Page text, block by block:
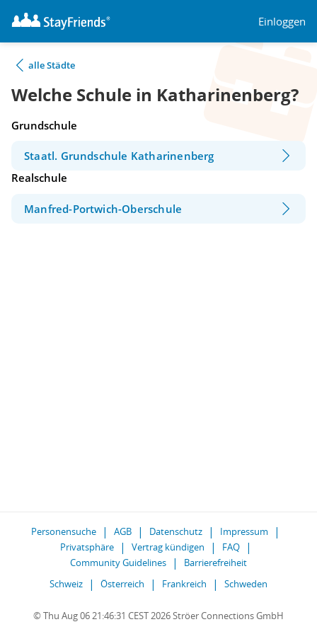
Einloggen
alle Städte
Welche Schule in Katharinenberg?
Grundschule
Staatl. Grundschule Katharinenberg
Realschule
Manfred-Portwich-Oberschule
Personensuche AGB Datenschutz
Impressum
Privatsphäre
Vertrag kündigen
FAQ
Community Guidelines
Barrierefreiheit
Schweiz
Österreich Frankreich Schweden
© Thu Aug 06 21:46:31 CEST 2026 Ströer Connections GmbH